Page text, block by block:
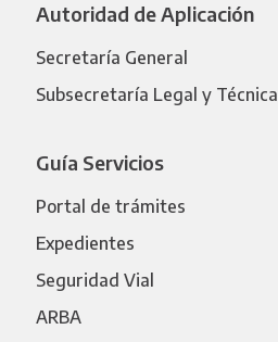
Autoridad de Aplicación
Secretaría General
Subsecretaría Legal y Técnica
Guía Servicios
Portal de trámites
Expedientes
Seguridad Vial
ARBA